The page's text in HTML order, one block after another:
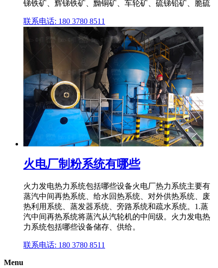
锑铁矿、辉锑铁矿、黝铜矿、车轮矿、硫锑铅矿、脆硫
联系电话: 180 3780 8511
火电厂制粉系统有哪些
火力发电热力系统包括哪些设备火电厂热力系统主要有
蒸汽中间再热系统、给水回热系统、对外供热系统、废
热利用系统、蒸发器系统、旁路系统和疏水系统。1.蒸
汽中间再热系统将蒸汽从汽轮机的中间级。火力发电热
力系统包括哪些设备储存、供给。
联系电话: 180 3780 8511
Menu